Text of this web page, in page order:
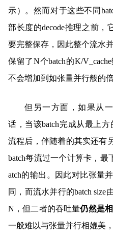
示）。然而对于这些不同
部长度的decode推理之前，
要完整保存，因此整个流水
保留了N个batch的K/
不会增加到如张量并行般的
但另一方面，如果从
话，当该batch完成从最上
流程后，伴随着的其实还有
batch每流过一个计算卡，
atch的输出。因此对比张量
同，而流水并行的batch size
N，但二者的吞吐量仍然是
一般难以与张量并行相媲美